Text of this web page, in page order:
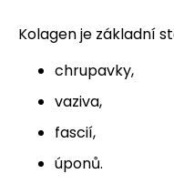
Kolagen je základní
chrupavky,
vaziva,
fascií,
úponů.